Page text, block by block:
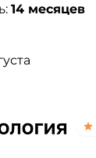
14 месяцев